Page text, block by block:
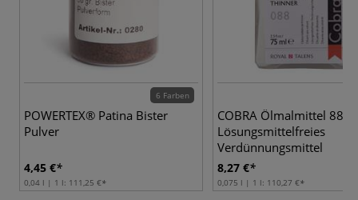
6 Farben
POWERTEX® Patina Bister
Pulver
4,45 €
0,04 l | 1 l: 111,25 €
COBRA Ölmalmittel 88,
Lösungsmittelfreies
Verdünnungsmittel
8,27 €
0,075 l | 1 l: 110,27 €